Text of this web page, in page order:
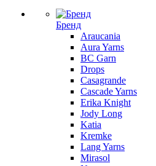
Бренд
Araucania
Aura Yarns
BC Garn
Drops
Casagrande
Cascade Yarns
Erika Knight
Jody Long
Katia
Kremke
Lang Yarns
Mirasol